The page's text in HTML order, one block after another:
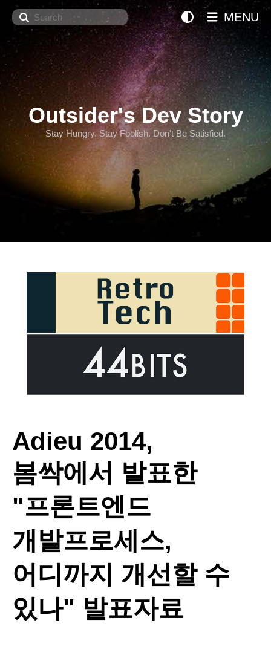
Search
Outsider's Dev Story
Stay Hungry. Stay Foolish. Don't Be Satisfied.
MENU
Adieu 2014,
봄싹에서 발표한
"프론트엔드
개발프로세스,
어디까지 개선할 수
있나" 발표자료